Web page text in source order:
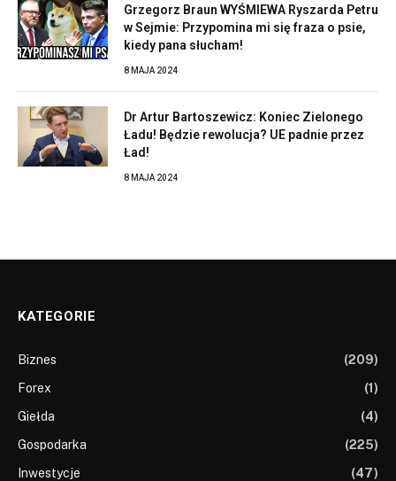
Grzegorz Braun WYŚMIEWA Ryszarda Petru
w Sejmie: Przypomina mi się fraza o psie,
kiedy pana słucham!
8 MAJA 2024
Dr Artur Bartoszewicz: Koniec Zielonego
Ładu! Będzie rewolucja? UE padnie przez
Ład!
8 MAJA 2024
KATEGORIE
Biznes
(209)
Forex
(1)
Giełda
(4)
Gospodarka
(225)
Inwestycje
(47)